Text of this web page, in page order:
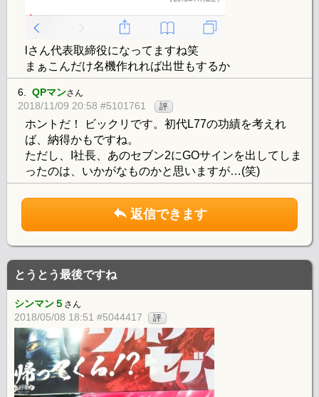
lさん代表取締役になってますね笑
まぁこんだけ名機作れれば出世もするか
6. QPマンさん
2018/11/09 20:58 #5101761 評
ホントだ！ ビックリです。初代L77の功績を考えれ
ば、納得かもですね。
ただし、I社長、あのセブン2にGOサインを出してしま
ったのは、いかがなものかと思いますが…(笑)
返信できます
とうとう最後ですね
シンマン５ さん
2018/05/08 18:51 #5044417 評